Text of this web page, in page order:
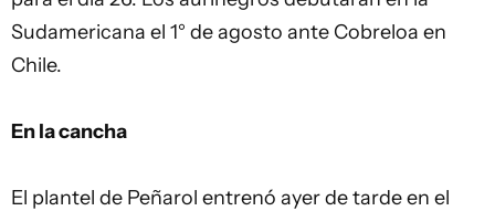
Sudamericana el 1° de agosto ante Cobreloa en
Chile.
En la cancha
El plantel de Peñarol entrenó ayer de tarde en el